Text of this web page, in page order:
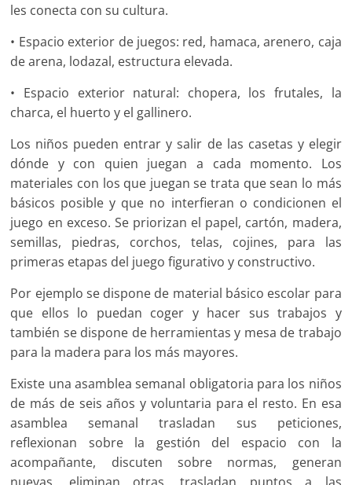
les conecta con su cultura.
• Espacio exterior de juegos: red, hamaca, arenero, caja
de arena, lodazal, estructura elevada.
• Espacio exterior natural: chopera, los frutales, la
charca, el huerto y el gallinero.
Los niños pueden entrar y salir de las casetas y elegir
dónde y con quien juegan a cada momento. Los
materiales con los que juegan se trata que sean lo más
básicos posible y que no interfieran o condicionen el
juego en exceso. Se priorizan el papel, cartón, madera,
semillas, piedras, corchos, telas, cojines, para las
primeras etapas del juego figurativo y constructivo.
Por ejemplo se dispone de material básico escolar para
que ellos lo puedan coger y hacer sus trabajos y
también se dispone de herramientas y mesa de trabajo
para la madera para los más mayores.
Existe una asamblea semanal obligatoria para los niños
de más de seis años y voluntaria para el resto. En esa
asamblea semanal trasladan sus peticiones,
reflexionan sobre la gestión del espacio con la
acompañante, discuten sobre normas, generan